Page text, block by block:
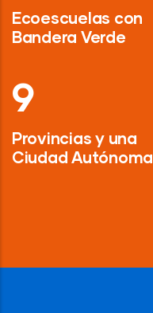
Ecoescuelas con
Bandera Verde
13
Provincias y una
Ciudad Autónoma